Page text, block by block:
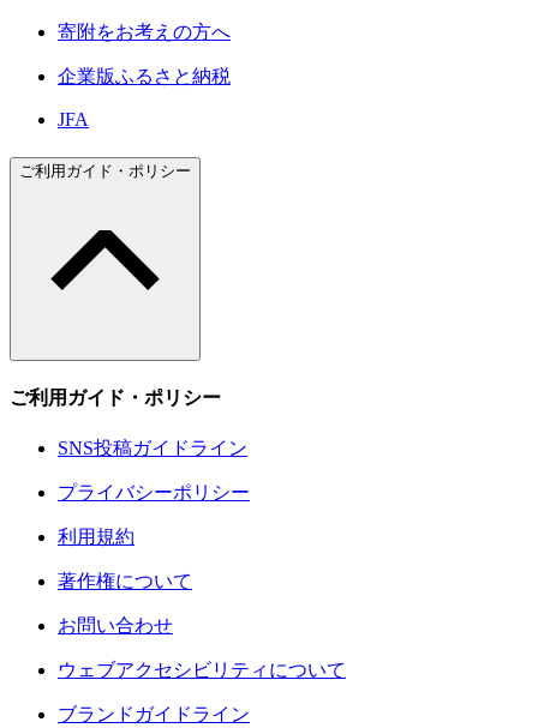
寄附をお考えの方へ
企業版ふるさと納税
JFA
ご利用ガイド・ポリシー
ご利用ガイド・ポリシー
SNS投稿ガイドライン
プライバシーポリシー
利用規約
著作権について
お問い合わせ
ウェブアクセシビリティについて
ブランドガイドライン